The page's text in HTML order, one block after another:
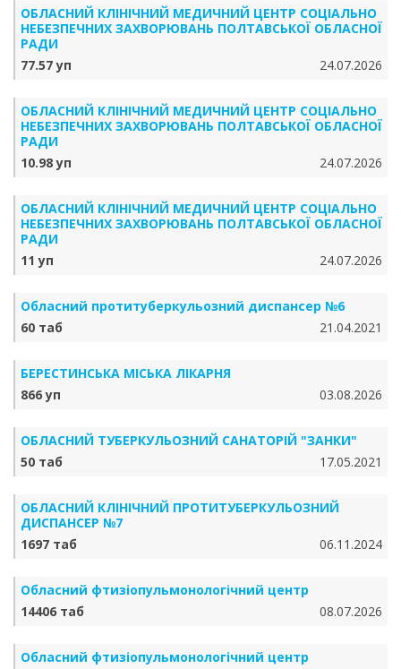
ОБЛАСНИЙ КЛІНІЧНИЙ МЕДИЧНИЙ ЦЕНТР СОЦІАЛЬНО
НЕБЕЗПЕЧНИХ ЗАХВОРЮВАНЬ ПОЛТАВСЬКОЇ ОБЛАСНОЇ
РАДИ
77.57 уп
24.07.2026
ОБЛАСНИЙ КЛІНІЧНИЙ МЕДИЧНИЙ ЦЕНТР СОЦІАЛЬНО
НЕБЕЗПЕЧНИХ ЗАХВОРЮВАНЬ ПОЛТАВСЬКОЇ ОБЛАСНОЇ
РАДИ
10.98 уп
24.07.2026
ОБЛАСНИЙ КЛІНІЧНИЙ МЕДИЧНИЙ ЦЕНТР СОЦІАЛЬНО
НЕБЕЗПЕЧНИХ ЗАХВОРЮВАНЬ ПОЛТАВСЬКОЇ ОБЛАСНОЇ
РАДИ
11 уп
24.07.2026
Обласний протитуберкульозний диспансер №6
60 таб
21.04.2021
БЕРЕСТИНСЬКА МІСЬКА ЛІКАРНЯ
866 уп
03.08.2026
ОБЛАСНИЙ ТУБЕРКУЛЬОЗНИЙ САНАТОРІЙ "ЗАНКИ"
50 таб
17.05.2021
ОБЛАСНИЙ КЛІНІЧНИЙ ПРОТИТУБЕРКУЛЬОЗНИЙ
ДИСПАНСЕР №7
1697 таб
06.11.2024
Обласний фтизіопульмонологічний центр
14406 таб
08.07.2026
Обласний фтизіопульмонологічний центр